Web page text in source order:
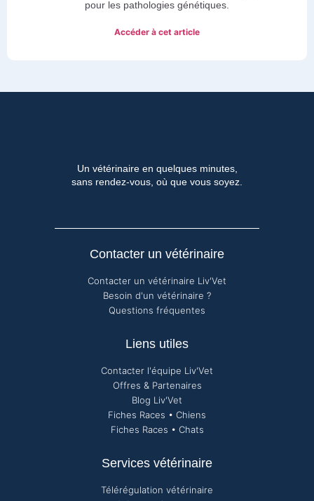
pour les pathologies génétiques.
Accéder à cet article
Un vétérinaire en quelques minutes,
sans rendez-vous, où que vous soyez.
Contacter un vétérinaire
Contacter un vétérinaire Liv'Vet
Besoin d'un vétérinaire ?
Questions fréquentes
Liens utiles
Contacter l'équipe Liv'Vet
Offres & Partenaires
Blog Liv'Vet
Fiches Races • Chiens
Fiches Races • Chats
Services vétérinaire
Télérégulation vétérinaire